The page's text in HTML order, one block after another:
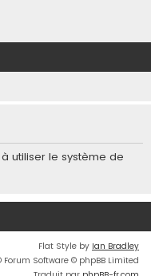
utiliser le système de
Flat Style by Ian Bradley
Forum Software © phpBB Limited